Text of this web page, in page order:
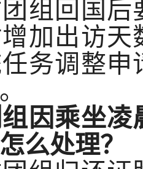
组回国
加出访
务调整申
因乘坐
么处理？